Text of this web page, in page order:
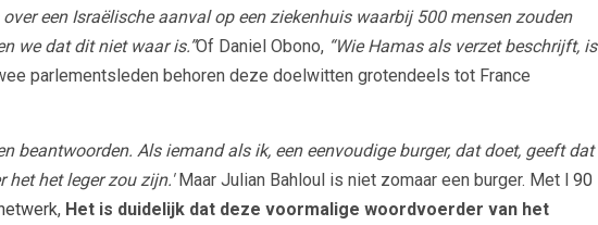
een Israëlische aanval op een ziekenhuis waarbij 500 mensen zouden
we dat dit niet waar is.”Of Daniel Obono, “Wie Hamas als verzet beschrijft, is
parlementsleden behoren deze doelwitten grotendeels tot France
beantwoorden. Als iemand als ik, een eenvoudige burger, dat doet, geeft dat
het leger zou zijn.'Maar Julian Bahloul is niet zomaar een burger. Met l 90
, Het is duidelijk dat deze voormalige woordvoerder van het